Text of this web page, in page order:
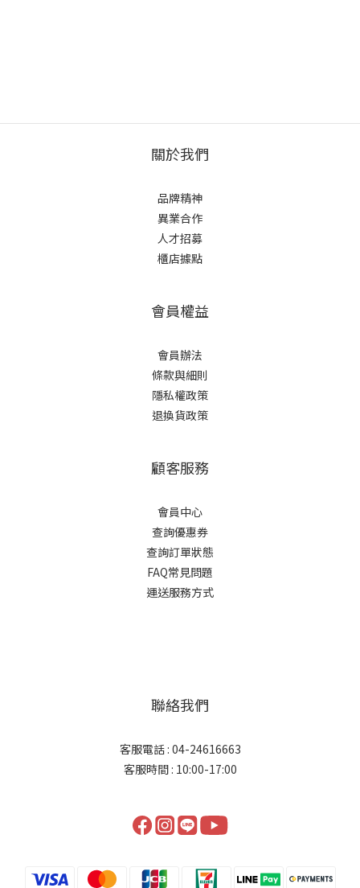
關於我們
品牌精神
異業合作
人才招募
櫃店據點
會員權益
會員辦法
條款與細則
隱私權政策
退換貨政策
顧客服務
會員中心
查詢優惠券
查詢訂單狀態
FAQ常見問題
運送服務方式
聯絡我們
客服電話 : 04-24616663
客服時間 : 10:00-17:00